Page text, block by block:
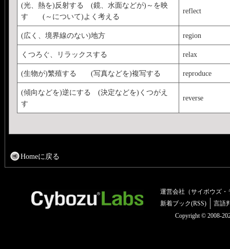
(光、熱を)反射する (鏡、水面などが)～を映
す (～について)よく考える
reflect
(広く、境界線のない)地方 region
くつろぐ、リラックスする relax
(生物が)繁殖する (写真などを)複写する reproduce
(傾向などを)逆にする (決定などを)くつがえ
す
reverse
Homeに戻る
運営会社（サイボウズ・
新着ブック(RSS)
言語
Copyright © 2008-